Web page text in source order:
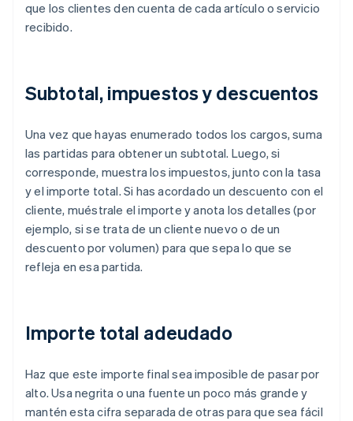
que los clientes den cuenta de cada artículo o servicio
recibido.
Subtotal, impuestos y descuentos
Una vez que hayas enumerado todos los cargos, suma
las partidas para obtener un subtotal. Luego, si
corresponde, muestra los impuestos, junto con la tasa
y el importe total. Si has acordado un descuento con el
cliente, muéstrale el importe y anota los detalles (por
ejemplo, si se trata de un cliente nuevo o de un
descuento por volumen) para que sepa lo que se
refleja en esa partida.
Importe total adeudado
Haz que este importe final sea imposible de pasar por
alto. Usa negrita o una fuente un poco más grande y
mantén esta cifra separada de otras para que sea fácil